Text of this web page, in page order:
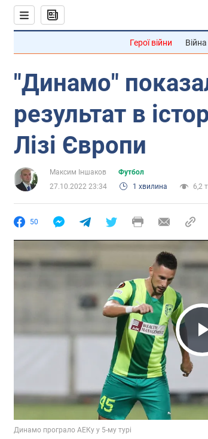
Герої війни Війна
"Динамо"
результат в
Лізі Європи
Максим Іншаков
Футбол
27.10.2022 23:34
1 хвилина 6,2
50